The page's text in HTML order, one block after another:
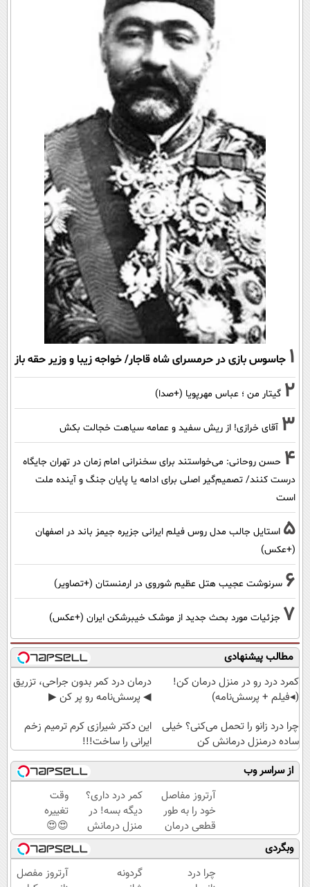
1 جاسوس بازی در حرمسرای شاه قاجار/ خواجه زیبا و وزیر حقه باز
2 گیتار من ؛ عباس مهرپویا (+صدا)
3 آقای خرازی! از ریش سفید و عمامه سیاهت خجالت بکش
4 حسن روحانی: می‌خواستند برای سخنرانی امام زمان در تهران جایگاه
درست کنند/ تصمیم‌گیر اصلی برای ادامه یا پایان جنگ و آینده ملت
است
5 استایل جالب مدل روس فیلم ایرانی جزیره جیمز باند در اصفهان
(+عکس)
6 سرنوشت عجیب هتل عظیم شوروی در ارمنستان (+تصاویر)
7 جزئیات مورد بحث جدید از موشک خیبرشکن ایران (+عکس)
مطالب پیشنهادی
کمرد درد رو در منزل درمان کن!
(◂فیلم + پرسش‌نامه)
درمان درد کمر بدون جراحی، تزریق
◀ پرسش‌نامه رو پر کن ▶
چرا درد زانو را تحمل می‌کنی؟ خیلی
ساده درمنزل درمانش کن
این دکتر شیرازی کرم ترمیم زخم
ایرانی را ساخت!!!
از سراسر وب
آرتروز مفاصل
خود را به طور
قطعی درمان
کنید!
◗پرسش‌نامه◖
کمر درد داری؟
دیگه بسه! در
منزل درمانش
کن
(◀پرسش‌نامه)
وقت
تغییره
😍😍
با 10
میلیون
و هر
وبگردی
چرا درد
گردونه
آرتروز مفصل